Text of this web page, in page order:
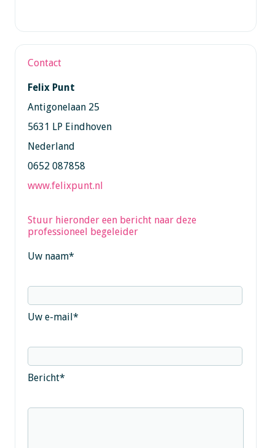
Contact
Felix Punt
Antigonelaan 25
5631 LP Eindhoven
Nederland
0652 087858
www.felixpunt.nl
Stuur hieronder een bericht naar deze
professioneel begeleider
Uw naam*
Uw e-mail*
Bericht*